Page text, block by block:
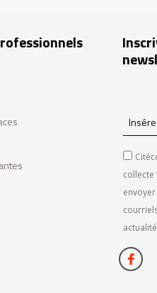
Insérez
votre
email